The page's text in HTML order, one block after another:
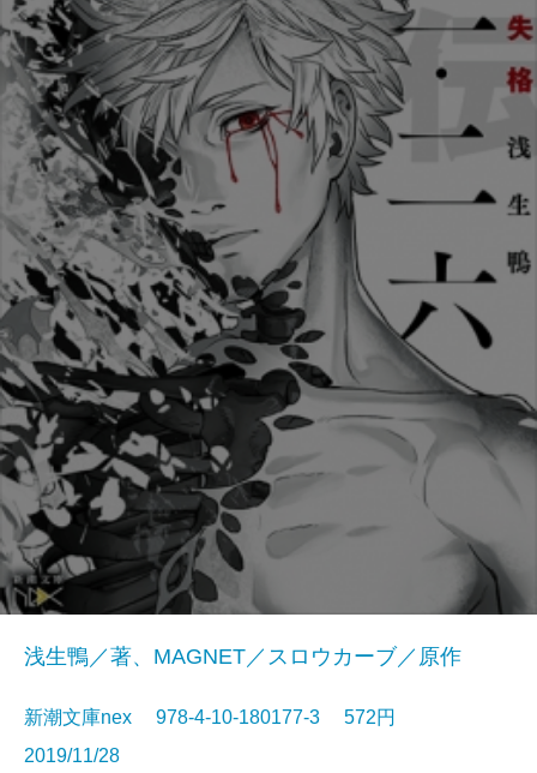
浅生鴨／著、MAGNET／スロウカーブ／原作
新潮文庫nex 978-4-10-180177-3 572円
2019/11/28